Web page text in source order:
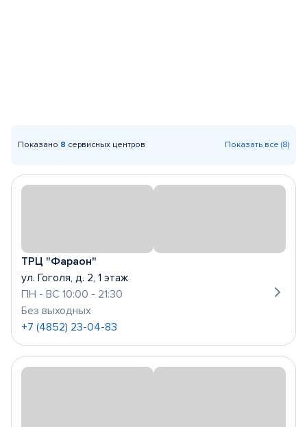
Показано 8 сервисных центров Показать все (8)
ТРЦ "Фараон"
ул. Гоголя, д. 2, 1 этаж
ПН - ВС 10:00 - 21:30
Без выходных
+7 (4852) 23-04-83